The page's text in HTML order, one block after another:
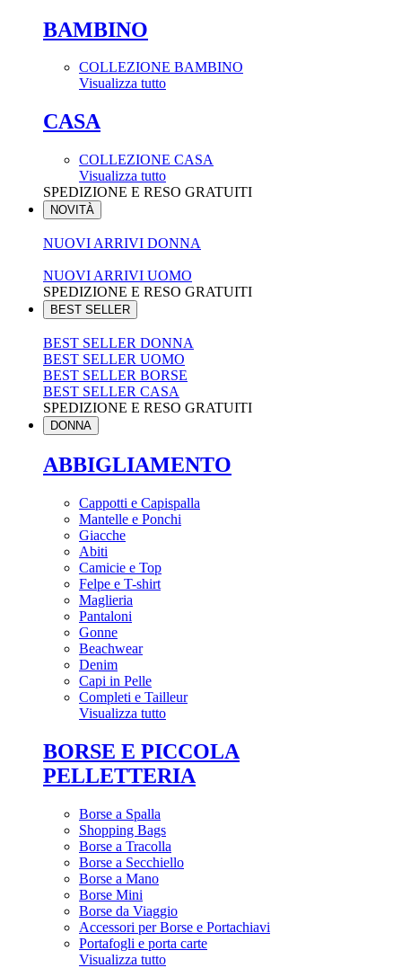
BAMBINO
COLLEZIONE BAMBINO
Visualizza tutto
CASA
COLLEZIONE CASA
Visualizza tutto
SPEDIZIONE E RESO GRATUITI
NOVITÀ
NUOVI ARRIVI DONNA
NUOVI ARRIVI UOMO
SPEDIZIONE E RESO GRATUITI
BEST SELLER
BEST SELLER DONNA
BEST SELLER UOMO
BEST SELLER BORSE
BEST SELLER CASA
SPEDIZIONE E RESO GRATUITI
DONNA
ABBIGLIAMENTO
Cappotti e Capispalla
Mantelle e Ponchi
Giacche
Abiti
Camicie e Top
Felpe e T-shirt
Maglieria
Pantaloni
Gonne
Beachwear
Denim
Capi in Pelle
Completi e Tailleur
Visualizza tutto
BORSE E PICCOLA
PELLETTERIA
Borse a Spalla
Shopping Bags
Borse a Tracolla
Borse a Secchiello
Borse a Mano
Borse Mini
Borse da Viaggio
Accessori per Borse e Portachiavi
Portafogli e porta carte
Visualizza tutto